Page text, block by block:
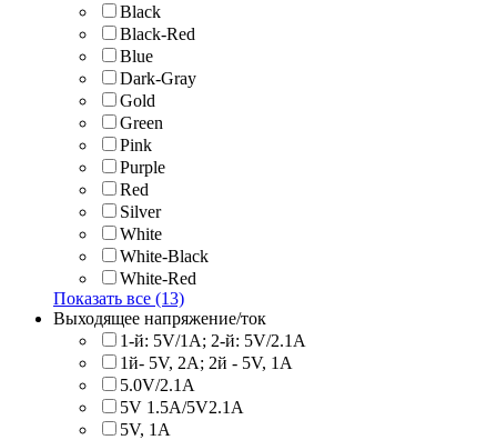
Black
Black-Red
Blue
Dark-Gray
Gold
Green
Pink
Purple
Red
Silver
White
White-Black
White-Red
Показать все (13)
Выходящее напряжение/ток
1-й: 5V/1A; 2-й: 5V/2.1A
1й- 5V, 2A; 2й - 5V, 1A
5.0V/2.1A
5V 1.5A/5V2.1A
5V, 1A